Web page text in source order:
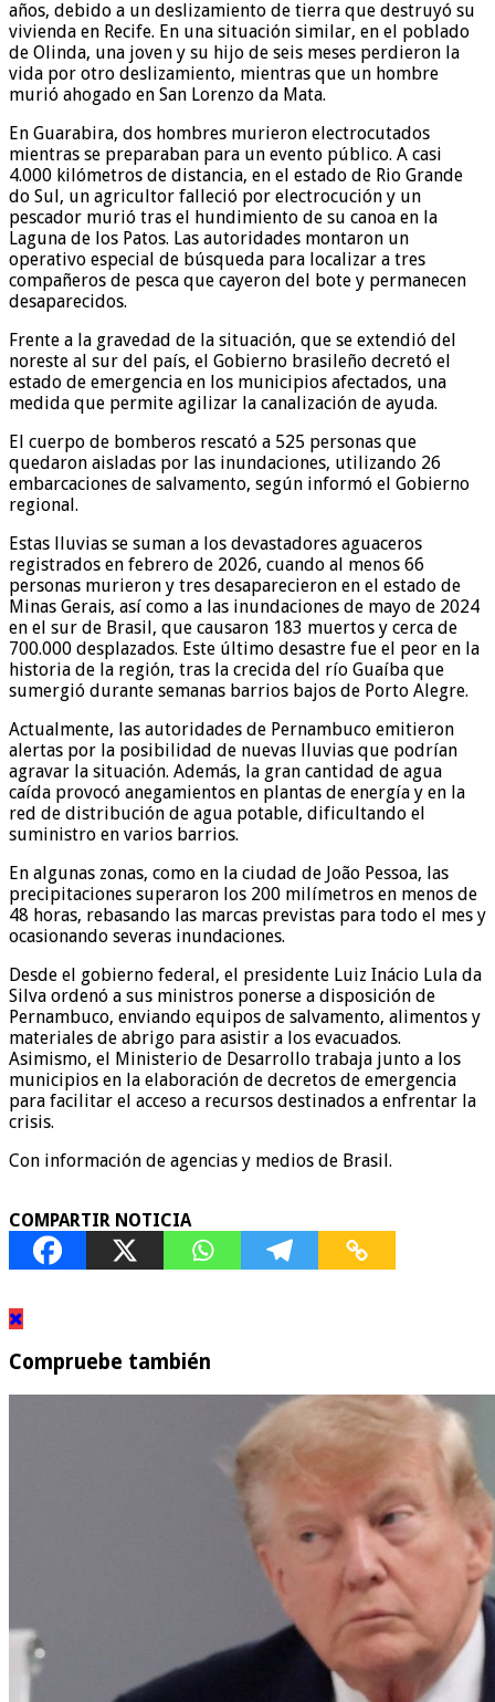
años, debido a un deslizamiento de tierra que destruyó su
vivienda en Recife. En una situación similar, en el poblado
de Olinda, una joven y su hijo de seis meses perdieron la
vida por otro deslizamiento, mientras que un hombre
murió ahogado en San Lorenzo da Mata.
En Guarabira, dos hombres murieron electrocutados
mientras se preparaban para un evento público. A casi
4.000 kilómetros de distancia, en el estado de Rio Grande
do Sul, un agricultor falleció por electrocución y un
pescador murió tras el hundimiento de su canoa en la
Laguna de los Patos. Las autoridades montaron un
operativo especial de búsqueda para localizar a tres
compañeros de pesca que cayeron del bote y permanecen
desaparecidos.
Frente a la gravedad de la situación, que se extendió del
noreste al sur del país, el Gobierno brasileño decretó el
estado de emergencia en los municipios afectados, una
medida que permite agilizar la canalización de ayuda.
El cuerpo de bomberos rescató a 525 personas que
quedaron aisladas por las inundaciones, utilizando 26
embarcaciones de salvamento, según informó el Gobierno
regional.
Estas lluvias se suman a los devastadores aguaceros
registrados en febrero de 2026, cuando al menos 66
personas murieron y tres desaparecieron en el estado de
Minas Gerais, así como a las inundaciones de mayo de 2024
en el sur de Brasil, que causaron 183 muertos y cerca de
700.000 desplazados. Este último desastre fue el peor en la
historia de la región, tras la crecida del río Guaíba que
sumergió durante semanas barrios bajos de Porto Alegre.
Actualmente, las autoridades de Pernambuco emitieron
alertas por la posibilidad de nuevas lluvias que podrían
agravar la situación. Además, la gran cantidad de agua
caída provocó anegamientos en plantas de energía y en la
red de distribución de agua potable, dificultando el
suministro en varios barrios.
En algunas zonas, como en la ciudad de João Pessoa, las
precipitaciones superaron los 200 milímetros en menos de
48 horas, rebasando las marcas previstas para todo el mes y
ocasionando severas inundaciones.
Desde el gobierno federal, el presidente Luiz Inácio Lula da
Silva ordenó a sus ministros ponerse a disposición de
Pernambuco, enviando equipos de salvamento, alimentos y
materiales de abrigo para asistir a los evacuados.
Asimismo, el Ministerio de Desarrollo trabaja junto a los
municipios en la elaboración de decretos de emergencia
para facilitar el acceso a recursos destinados a enfrentar la
crisis.
Con información de agencias y medios de Brasil.
COMPARTIR NOTICIA
Compruebe también